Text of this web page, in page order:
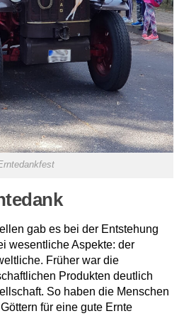
gab es bei der Entstehung
wesentliche Aspekte: der
Früher war die
Produkten deutlich
So haben die Menschen
für eine gute Ernte